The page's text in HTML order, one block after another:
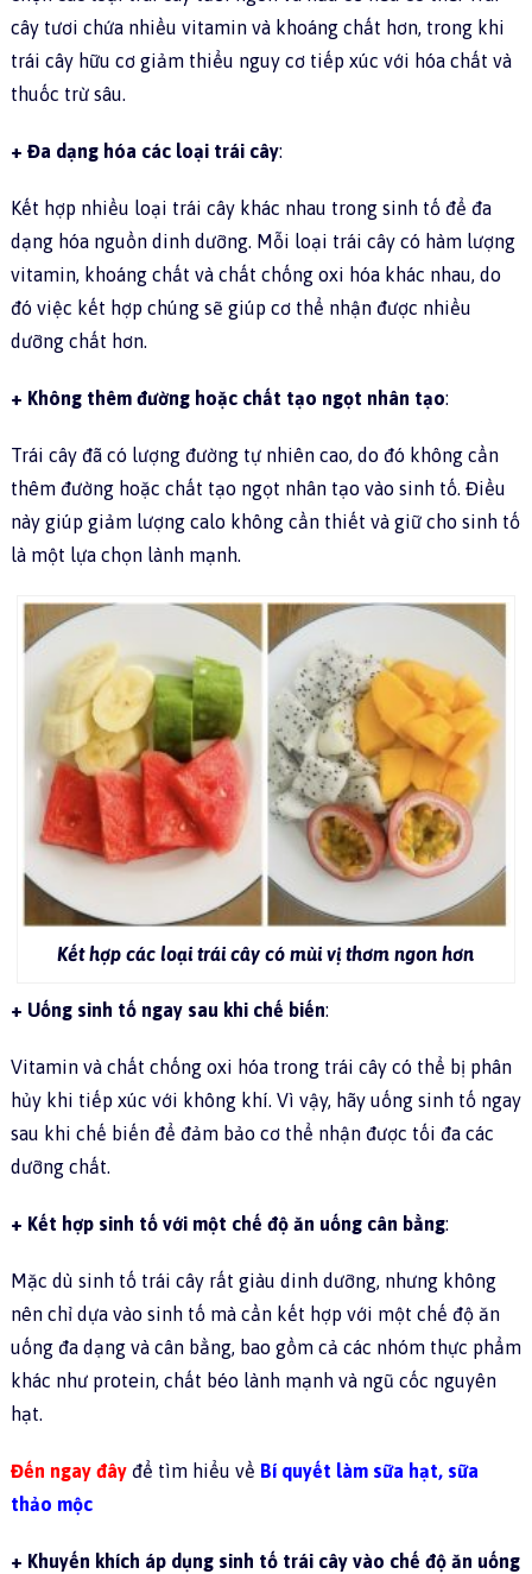
cây tươi chứa nhiều vitamin và khoáng chất hơn, trong khi
trái cây hữu cơ giảm thiểu nguy cơ tiếp xúc với hóa chất và
thuốc trừ sâu.
+ Đa dạng hóa các loại trái cây:
Kết hợp nhiều loại trái cây khác nhau trong sinh tố để đa
dạng hóa nguồn dinh dưỡng. Mỗi loại trái cây có hàm lượng
vitamin, khoáng chất và chất chống oxi hóa khác nhau, do
đó việc kết hợp chúng sẽ giúp cơ thể nhận được nhiều
dưỡng chất hơn.
+ Không thêm đường hoặc chất tạo ngọt nhân tạo:
Trái cây đã có lượng đường tự nhiên cao, do đó không cần
thêm đường hoặc chất tạo ngọt nhân tạo vào sinh tố. Điều
này giúp giảm lượng calo không cần thiết và giữ cho sinh tố
là một lựa chọn lành mạnh.
Kết hợp các loại trái cây có mùi vị thơm ngon hơn
+ Uống sinh tố ngay sau khi chế biến:
Vitamin và chất chống oxi hóa trong trái cây có thể bị phân
hủy khi tiếp xúc với không khí. Vì vậy, hãy uống sinh tố ngay
sau khi chế biến để đảm bảo cơ thể nhận được tối đa các
dưỡng chất.
+ Kết hợp sinh tố với một chế độ ăn uống cân bằng:
Mặc dù sinh tố trái cây rất giàu dinh dưỡng, nhưng không
nên chỉ dựa vào sinh tố mà cần kết hợp với một chế độ ăn
uống đa dạng và cân bằng, bao gồm cả các nhóm thực phẩm
khác như protein, chất béo lành mạnh và ngũ cốc nguyên
hạt.
Đến ngay đâyđể tìm hiểu về Bí quyết làm sữa hạt, sữa
thảo mộc
+ Khuyến khích áp dụng sinh tố trái cây vào chế độ ăn uống